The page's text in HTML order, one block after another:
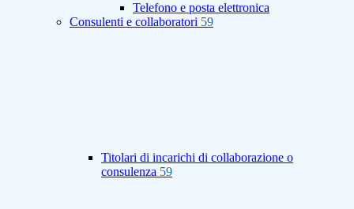
Telefono e posta elettronica
Consulenti e collaboratori 59
Titolari di incarichi di collaborazione o
consulenza 59